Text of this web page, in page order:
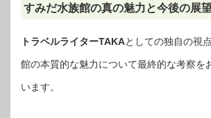
すみだ水族館の真の魅力と今後の展
トラベルライターTAKAとしての独自の視
館の本質的な魅力について最終的な考察を
います。